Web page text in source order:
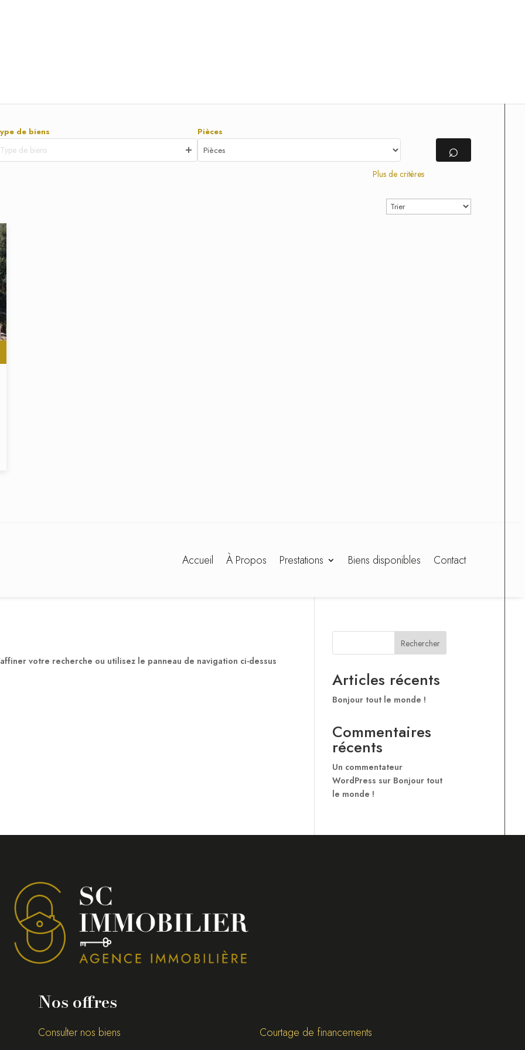
de biens
Type de biens
Pièces
Plus de critères
⌕
Accueil À Propos Prestations Biens disponibles Contact
votre recherche ou utilisez le panneau de navigation ci-dessus
Rechercher
Articles récents
Bonjour tout le monde !
Commentaires
récents
Un commentateur
WordPress sur Bonjour tout
le monde !
Nos offres
Consulter nos biens
Courtage de financements